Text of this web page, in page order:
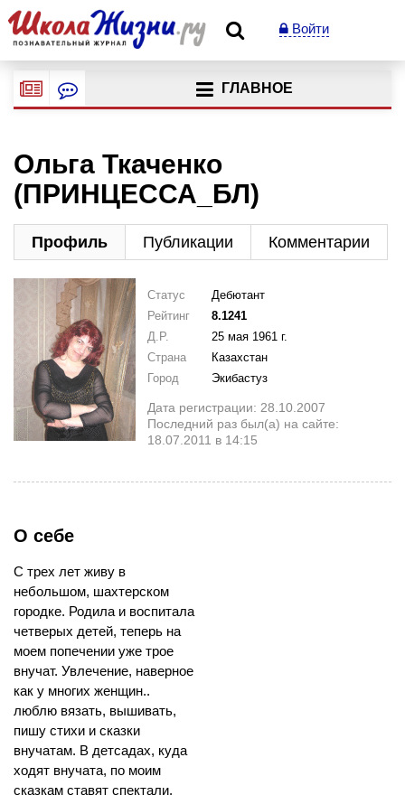
Войти
ГЛАВНОЕ
Ольга Ткаченко
(ПРИНЦЕССА_БЛ)
Профиль Публикации Комментарии
Статус
Дебютант
Рейтинг
8.1241
Д.Р.
25 мая 1961 г.
Страна
Казахстан
Город
Экибастуз
Дата регистрации: 28.10.2007
Последний раз был(а) на сайте:
18.07.2011 в 14:15
О себе
С трех лет живу в
небольшом, шахтерском
городке. Родила и воспитала
четверых детей, теперь на
моем попечении уже трое
внучат. Увлечение, наверное
как у многих женщин..
люблю вязать, вышивать,
пишу стихи и сказки
внучатам. В детсадах, куда
ходят внучата, по моим
сказкам ставят спектали.